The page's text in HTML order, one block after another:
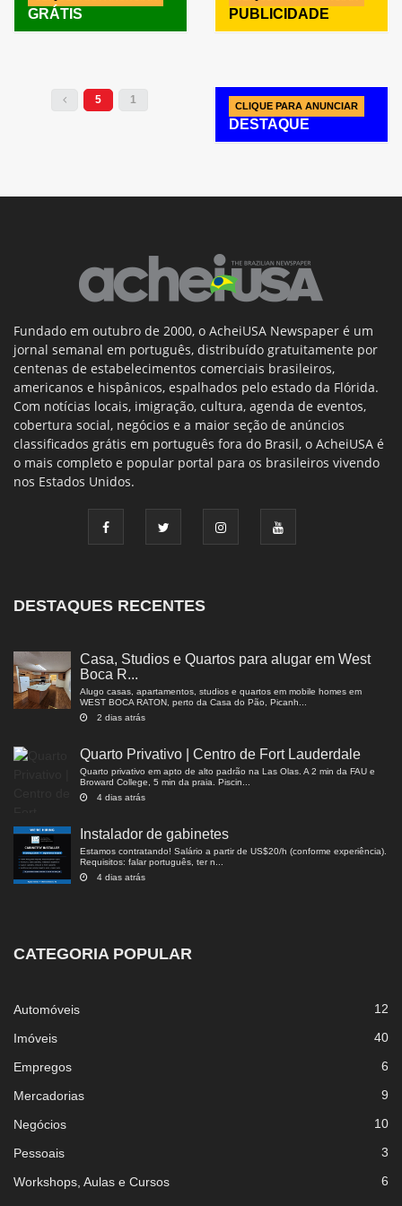
GRÁTIS
5 1
PUBLICIDADE
CLIQUE PARA ANUNCIAR
DESTAQUE
Fundado em outubro de 2000, o AcheiUSA Newspaper é um
jornal semanal em português, distribuído gratuitamente por
centenas de estabelecimentos comerciais brasileiros,
americanos e hispânicos, espalhados pelo estado da Flórida.
Com notícias locais, imigração, cultura, agenda de eventos,
cobertura social, negócios e a maior seção de anúncios
classificados grátis em português fora do Brasil, o AcheiUSA é
o mais completo e popular portal para os brasileiros vivendo
nos Estados Unidos.
DESTAQUES RECENTES
Casa, Studios e Quartos para alugar em West
Boca R...
Alugo casas, apartamentos, studios e quartos em mobile homes em
WEST BOCA RATON, perto da Casa do Pão, Picanh...
2 dias atrás
Quarto Privativo | Centro de Fort Lauderdale
Quarto privativo em apto de alto padrão na Las Olas. A 2 min da FAU e
Broward College, 5 min da praia. Piscin...
4 dias atrás
Instalador de gabinetes
Estamos contratando! Salário a partir de US$20/h (conforme experiência).
Requisitos: falar português, ter n...
4 dias atrás
CATEGORIA POPULAR
Automóveis 12
Imóveis 40
Empregos 6
Mercadorias 9
Negócios 10
Pessoais 3
Workshops, Aulas e Cursos 6